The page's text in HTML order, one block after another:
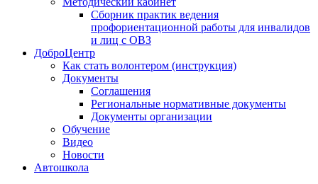
Сборник практик ведения
профориентационной работы для инвалидов
и лиц с ОВЗ
ДоброЦентр
Как стать волонтером (инструкция)
Документы
Соглашения
Региональные нормативные документы
Документы организации
Обучение
Видео
Новости
Автошкола